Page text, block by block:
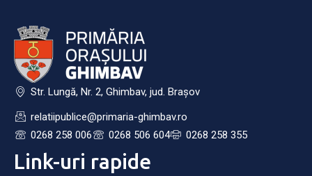
Str. Lungă, Nr. 2, Ghimbav, jud. Brașov
relatiipublice@primaria-ghimbav.ro
0268 258 006
0268 506 604 0268 258 355
Link-uri rapide